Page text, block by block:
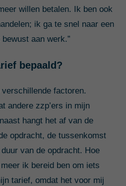
willen betalen. Ik ben ook
ik ga te snel naar een
aan werk.”
bepaald?
factoren.
andere zzp’ers in mijn
hangt het af van de
opdracht, de tussenkomst
van de opdracht. Hoe
ik bereid ben om iets
tarief, omdat het voor mij